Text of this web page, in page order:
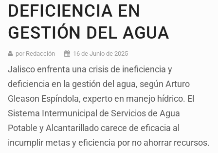
DEFICIENCIA EN
GESTIÓN DEL AGUA
por Redacción 16 de Junio de 2025
Jalisco enfrenta una crisis de ineficiencia y
deficiencia en la gestión del agua, según Arturo
Gleason Espíndola, experto en manejo hídrico. El
Sistema Intermunicipal de Servicios de Agua
Potable y Alcantarillado carece de eficacia al
incumplir metas y eficiencia por no ahorrar recursos.